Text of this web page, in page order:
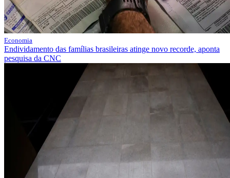
Economia
Endividamento das famílias brasileiras atinge novo recorde, aponta
pesquisa da CNC